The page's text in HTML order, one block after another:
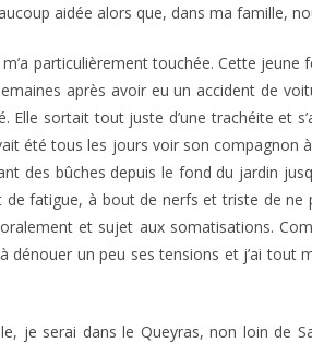
aidée alors que, dans ma famille,
particulièrement touchée. Cette
après avoir eu un accident de
sortait tout juste d’une trachéite et
été tous les jours voir son compagnon
bûches depuis le fond du jardin
fatigue, à bout de nerfs et triste de ne
et sujet aux somatisations.
un peu ses tensions et j’ai tout
je serai dans le Queyras, non loin de